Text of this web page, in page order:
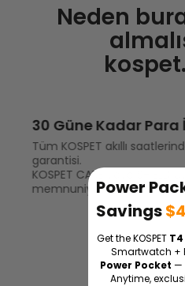
Neden
30 Güne Kadar
Tüm KOSPET akıllı
garantisi.
KOSPET CARE veya
memnuniyet garantisi
Power
Savings
Get the KOSPET
Smartwatch +
Power Pocket —
Anytime,